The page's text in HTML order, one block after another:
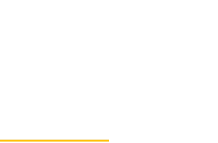
MÚZPAS = 8 kultúrnych zážitkov s 1 pasom